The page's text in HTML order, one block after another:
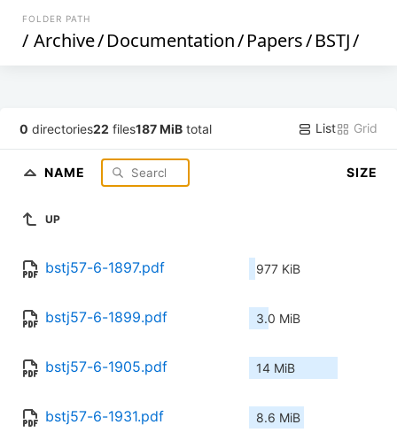
FOLDER PATH
/ Archive/Documentation/Papers/BSTJ/
0 directories22 files187 MiB total List Grid
NAME SIZE
UP
bstj57-6-1897.pdf 977 KiB
bstj57-6-1899.pdf 3.0 MiB
bstj57-6-1905.pdf 14 MiB
bstj57-6-1931.pdf 8.6 MiB